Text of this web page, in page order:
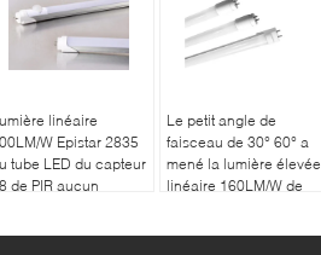
linéaire
W Epistar 2835
tube LED du capteur
de PIR aucun
Le petit angle de
faisceau de 30° 60° a
mené la lumière élevée
linéaire 160LM/W de